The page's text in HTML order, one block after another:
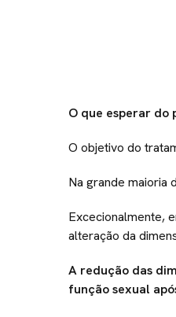
O que esperar do
O objetivo do
Na grande maioria
Excecionalmente,
alteração da
A redução das
função sexual